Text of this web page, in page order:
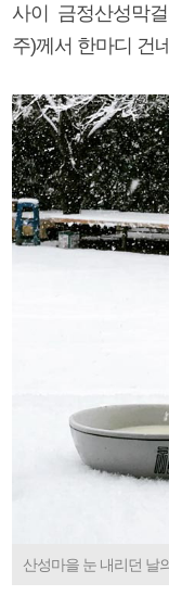
사이 금정산성막
주)께서 한마디 건
산성마을 눈 내리던 날